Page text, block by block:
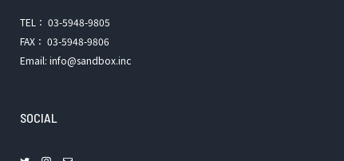
TEL： 03-5948-9805
FAX： 03-5948-9806
Email: info@sandbox.inc
SOCIAL